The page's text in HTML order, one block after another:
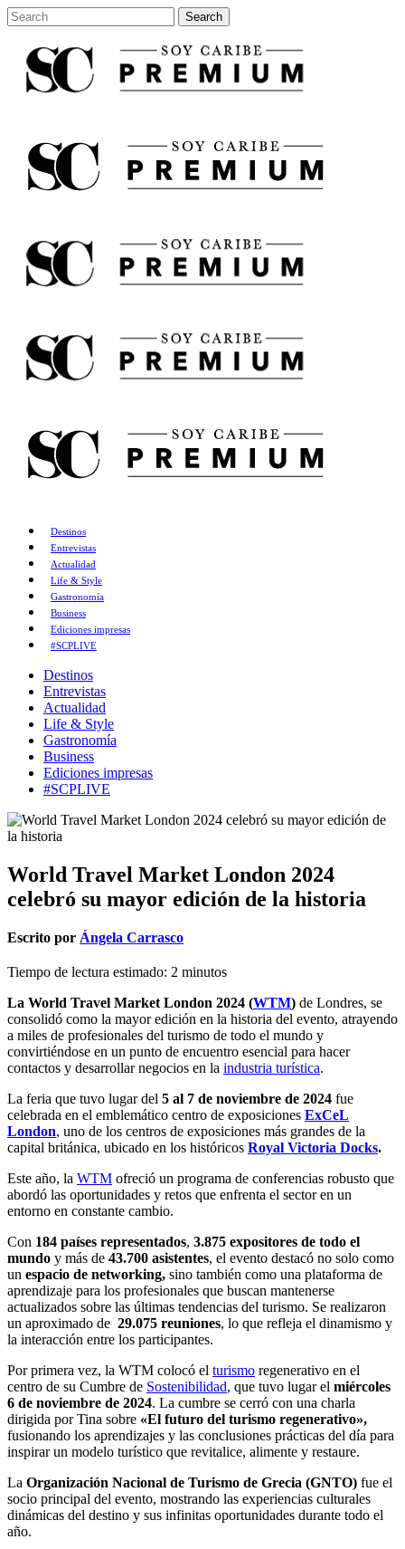
Destinos
Entrevistas
Actualidad
Life & Style
Gastronomía
Business
Ediciones impresas
#SCPLIVE
Destinos
Entrevistas
Actualidad
Life & Style
Gastronomía
Business
Ediciones impresas
#SCPLIVE
World Travel Market London 2024
celebró su mayor edición de la historia
Escrito por Ángela Carrasco
Tiempo de lectura estimado: 2 minutos
La World Travel Market London 2024 (WTM) de Londres, se
consolidó como la mayor edición en la historia del evento, atrayendo
a miles de profesionales del turismo de todo el mundo y
convirtiéndose en un punto de encuentro esencial para hacer
contactos y desarrollar negocios en la industria turística.
La feria que tuvo lugar del 5 al 7 de noviembre de 2024 fue
celebrada en el emblemático centro de exposiciones ExCeL
London, uno de los centros de exposiciones más grandes de la
capital británica, ubicado en los históricos Royal Victoria Docks.
Este año, la WTM ofreció un programa de conferencias robusto que
abordó las oportunidades y retos que enfrenta el sector en un
entorno en constante cambio.
Con 184 países representados, 3.875 expositores de todo el
mundo y más de 43.700 asistentes, el evento destacó no solo como
un espacio de networking, sino también como una plataforma de
aprendizaje para los profesionales que buscan mantenerse
actualizados sobre las últimas tendencias del turismo. Se realizaron
un aproximado de 29.075 reuniones, lo que refleja el dinamismo y
la interacción entre los participantes.
Por primera vez, la WTM colocó el turismo regenerativo en el
centro de su Cumbre de Sostenibilidad, que tuvo lugar el miércoles
6 de noviembre de 2024. La cumbre se cerró con una charla
dirigida por Tina sobre «El futuro del turismo regenerativo»,
fusionando los aprendizajes y las conclusiones prácticas del día para
inspirar un modelo turístico que revitalice, alimente y restaure.
La Organización Nacional de Turismo de Grecia (GNTO) fue el
socio principal del evento, mostrando las experiencias culturales
dinámicas del destino y sus infinitas oportunidades durante todo el
año.